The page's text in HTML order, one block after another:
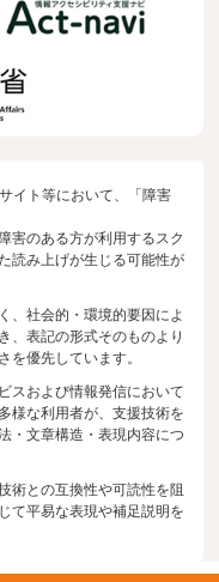
イト等において、「障害
害のある方が利用するスク
読み上げが生じる可能性が
、社会的・環境的要因によ
、表記の形式そのものより
優先しています。
スおよび情報発信において
様な利用者が、支援技術を
・文章構造・表現内容につ
術との互換性や可読性を阻
て平易な表現や補足説明を